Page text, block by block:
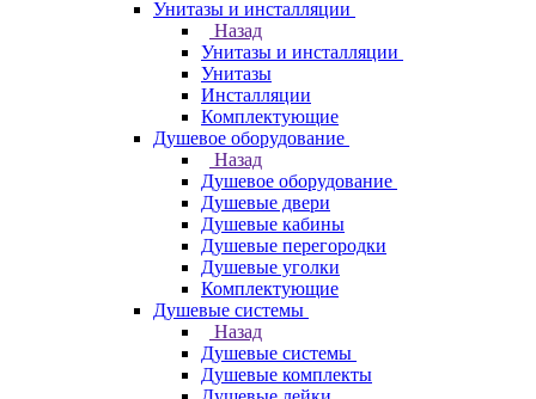
Унитазы и инсталляции
Назад
Унитазы и инсталляции
Унитазы
Инсталляции
Комплектующие
Душевое оборудование
Назад
Душевое оборудование
Душевые двери
Душевые кабины
Душевые перегородки
Душевые уголки
Комплектующие
Душевые системы
Назад
Душевые системы
Душевые комплекты